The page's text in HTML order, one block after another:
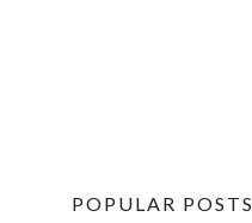
POPULAR POSTS